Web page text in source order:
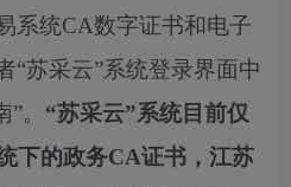
系统CA数字证书和电子
“苏采云”系统登录界面中
。 “苏采云”系统目前仅
下的政务CA证书，江苏